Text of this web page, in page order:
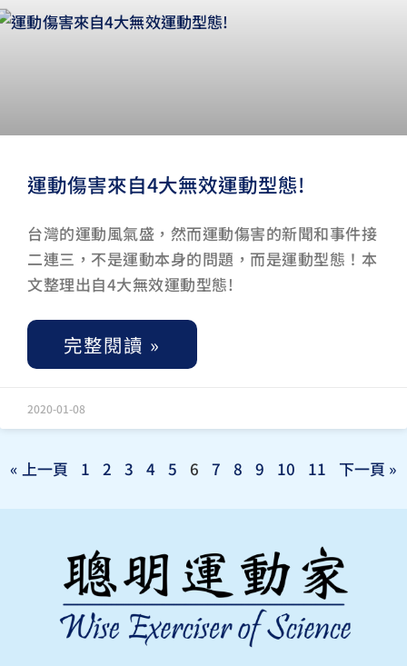
運動傷害來自4大無效運動型態!
台灣的運動風氣盛，然而運動傷害的新聞和事件接
二連三，不是運動本身的問題，而是運動型態！本
文整理出自4大無效運動型態!
完整閱讀 »
2020-01-08
« 上一頁 1 2 3 4 5 6 7 8 9 10 11 下一頁 »